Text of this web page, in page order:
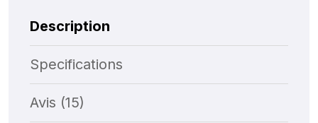
Description
Specifications
Avis (15)